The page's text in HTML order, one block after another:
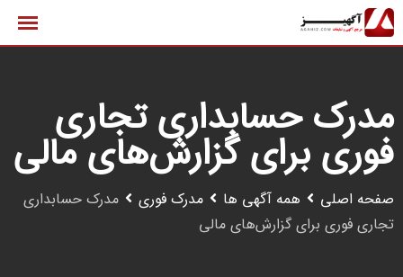
پرش
به
مدرک حسابداری تجاری
فوری برای گزارش‌های مالی
صفحه اصلی همه آگهی ها مدرک فوری
مدرک حسابداری
تجاری فوری برای گزارش‌های مالی